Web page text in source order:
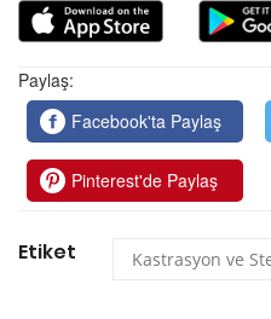
Paylaş:
Facebook'ta Paylaş
Pinterest'de Paylaş
Etiket Kastrasyon ve